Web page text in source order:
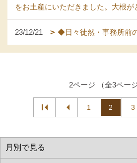
をお土産にいただきました。大根が
23/12/21 ◆日々徒然・事務所前
2ページ （全3ページ
1 2 3